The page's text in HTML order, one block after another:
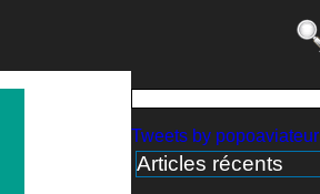
Tweets by popoaviateur
Articles récents